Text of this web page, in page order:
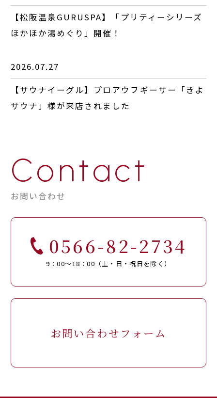
【松阪温泉GURUSPA】「プリティーシリーズ
ほかほか湯めぐり」開催！
2026.07.27
【サウナイーグル】プロアウフギーサー「きよ
サウナ」様が来店されました
Contact
お問い合わせ
0566-82-2734
9：00～18：00（土・日・祝日を除く）
お問い合わせフォーム